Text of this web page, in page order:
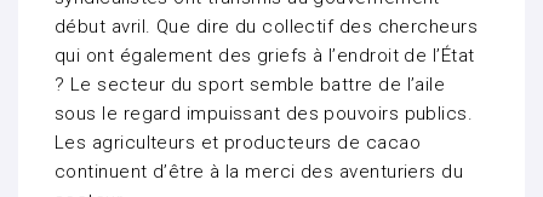
début avril. Que dire du collectif des chercheurs
qui ont également des griefs à l’endroit de l’État
? Le secteur du sport semble battre de l’aile
sous le regard impuissant des pouvoirs publics.
Les agriculteurs et producteurs de cacao
continuent d’être à la merci des aventuriers du